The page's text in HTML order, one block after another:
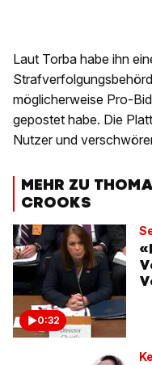
Laut Torba habe ihn
möglicherweise Pro-
gepostet habe. Die
Nutzer und
MEHR ZU
CROOKS
0:32